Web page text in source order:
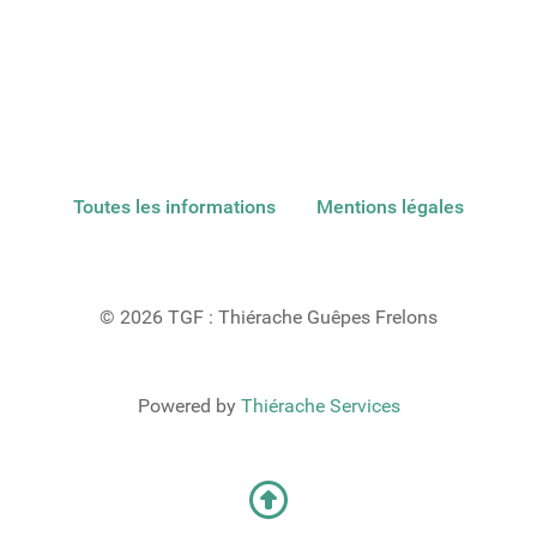
Toutes les informations Mentions légales
© 2026 TGF : Thiérache Guêpes Frelons
Powered by Thiérache Services